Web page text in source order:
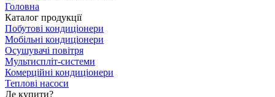
Головна
Каталог продукції
Побутові кондиціонери
Мобільні кондиціонери
Осушувачі повітря
Мультиспліт-системи
Комерційні кондиціонери
Теплові насоси
Де купити?